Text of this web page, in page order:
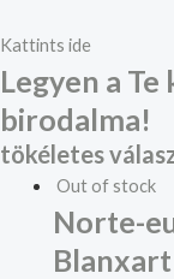
Kattints ide
Legyen a
birodalma!
tökéletes
Out of stock
Norte-